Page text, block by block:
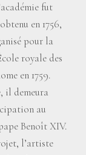
fut
en 1756,
pour la
royale des
en 1759.
il demeura
au
Benoît XIV.
l’artiste